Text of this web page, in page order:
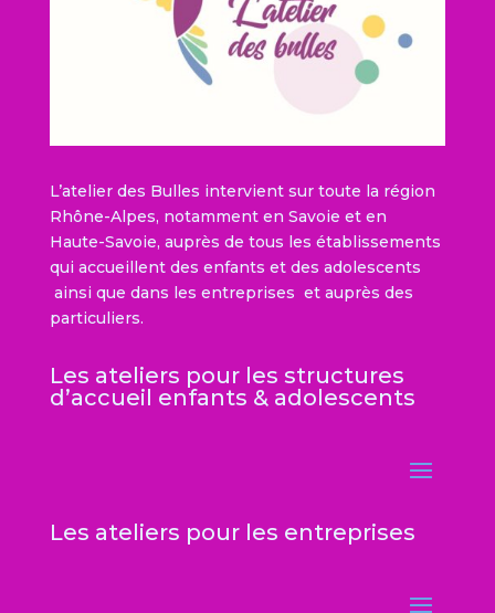
L’atelier des Bulles intervient sur toute la région
Rhône-Alpes, notamment en Savoie et en
Haute-Savoie, auprès de tous les établissements
qui accueillent des enfants et des adolescents
ainsi que dans les entreprises et auprès des
particuliers.
Les ateliers pour les structures
d’accueil enfants & adolescents
Les ateliers pour les entreprises